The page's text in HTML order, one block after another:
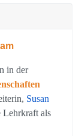
in der
Susan
Lehrkraft als